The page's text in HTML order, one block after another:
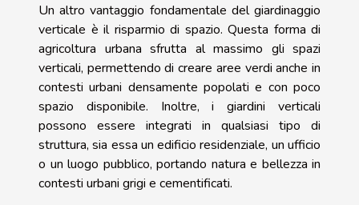
Un altro vantaggio fondamentale del giardinaggio
verticale è il risparmio di spazio. Questa forma di
agricoltura urbana sfrutta al massimo gli spazi
verticali, permettendo di creare aree verdi anche in
contesti urbani densamente popolati e con poco
spazio disponibile. Inoltre, i giardini verticali
possono essere integrati in qualsiasi tipo di
struttura, sia essa un edificio residenziale, un ufficio
o un luogo pubblico, portando natura e bellezza in
contesti urbani grigi e cementificati.